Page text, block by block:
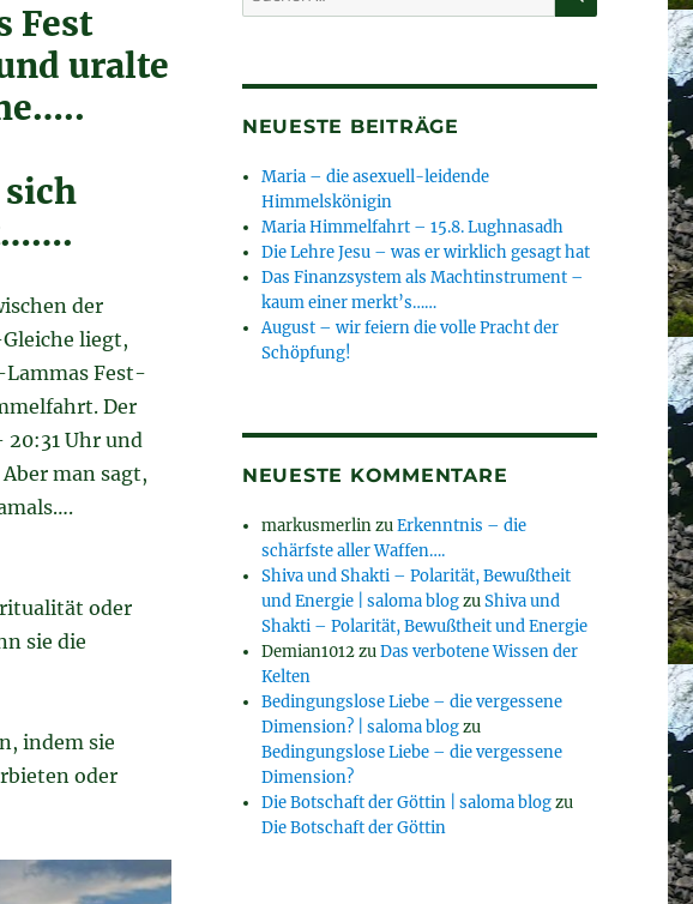
Fest
uralte
der
liegt,
Lammas Fest-
Der
20:31 Uhr und
man sagt,
oder
sie die
indem sie
oder
nach:
NEUESTE BEITRÄGE
Maria – die asexuell-leidende
Himmelskönigin
Maria Himmelfahrt – 15.8. Lughnasadh
Die Lehre Jesu – was er wirklich gesagt hat
Das Finanzsystem als Machtinstrument –
kaum einer merkt’s……
August – wir feiern die volle Pracht der
Schöpfung!
NEUESTE KOMMENTARE
markusmerlinzuErkenntnis – die
schärfste aller Waffen….
Shiva und Shakti – Polarität, Bewußtheit
und Energie | saloma blogzuShiva und
Shakti – Polarität, Bewußtheit und Energie
Demian1012zuDas verbotene Wissen der
Kelten
Bedingungslose Liebe – die vergessene
Dimension? | saloma blogzu
Bedingungslose Liebe – die vergessene
Dimension?
Die Botschaft der Göttin | saloma blogzu
Die Botschaft der Göttin